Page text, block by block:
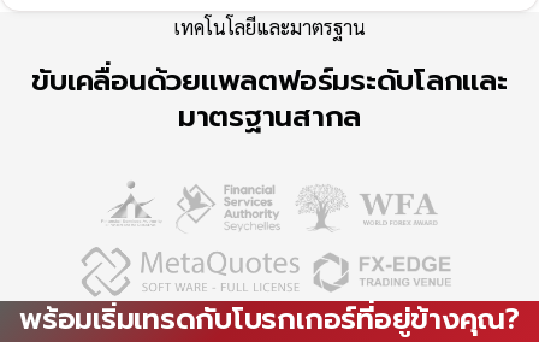
เทคโนโลยีและมาตรฐาน
ขับเคลื่อนด้วยแพลตฟอร์มระดับโลกและ
มาตรฐานสากล
พร้อมเริ่มเทรดกับโบรกเกอร์ที่อยู่ข้างคุณ?